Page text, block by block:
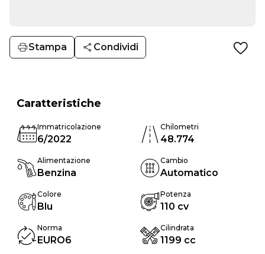
Stampa Condividi
Caratteristiche
Immatricolazione
6/2022
Chilometri
48.774
Alimentazione
Benzina
Cambio
Automatico
Colore
Blu
Potenza
110 cv
Norma
EURO6
Cilindrata
1199 cc